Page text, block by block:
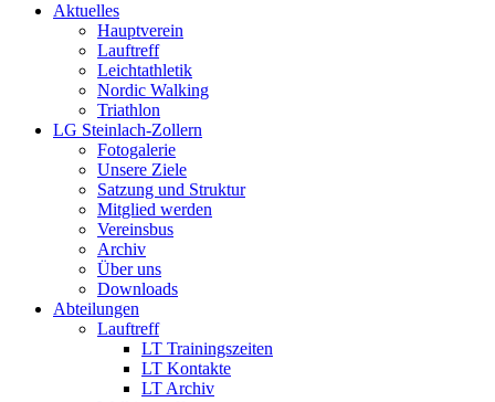
Aktuelles
Hauptverein
Lauftreff
Leichtathletik
Nordic Walking
Triathlon
LG Steinlach-Zollern
Fotogalerie
Unsere Ziele
Satzung und Struktur
Mitglied werden
Vereinsbus
Archiv
Über uns
Downloads
Abteilungen
Lauftreff
LT Trainingszeiten
LT Kontakte
LT Archiv